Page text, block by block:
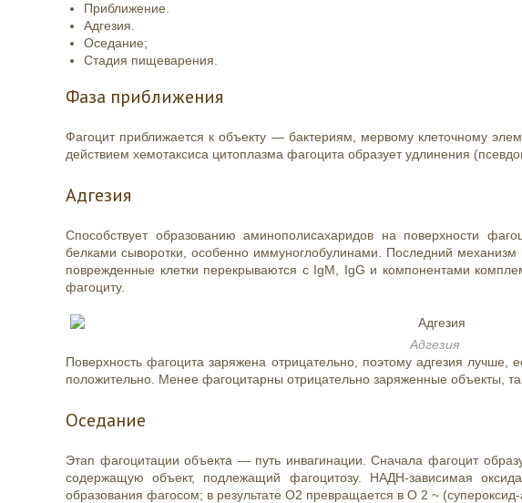
Приближение.
Адгезия.
Оседание;
Стадия пищеварения.
Фаза приближения
Фагоцит приближается к объекту — бактериям, мервому клеточному
действием хемотаксиса цитоплазма фагоцита образует удлинения
Адгезия
Способствует образованию аминополисахаридов на поверхности
белками сыворотки, особенно иммуноглобулинами. Последний
поврежденные клетки перекрываются с IgM, IgG и компонентами
фагоциту.
Адгезия
Поверхность фагоцита заряжена отрицательно, поэтому адгезия лучше,
положительно. Менее фагоцитарны отрицательно заряженные объекты,
Оседание
Этап фагоцитации объекта — путь инвагинации. Сначала фагоцит
содержащую объект, подлежащий фагоцитозу. НАДН-зависимая
образования фагосом; в результате O2 превращается в O 2 ~